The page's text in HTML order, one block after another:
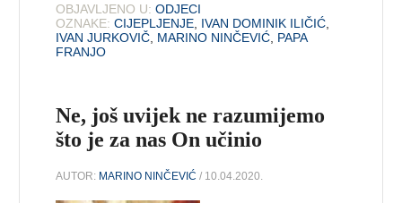
OBJAVLJENO U: ODJECI
OZNAKE: CIJEPLJENJE IVAN DOMINIK ILIČIĆ
IVAN JURKOVIČ MARINO NINČEVIĆ PAPA
FRANJO
Ne, još uvijek ne razumijemo
što je za nas On učinio
AUTOR: MARINO NINČEVIĆ / 10.04.2020.